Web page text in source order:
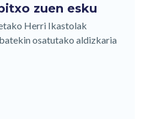
zuen esku
Herri Ikastolak
osatutako aldizkaria